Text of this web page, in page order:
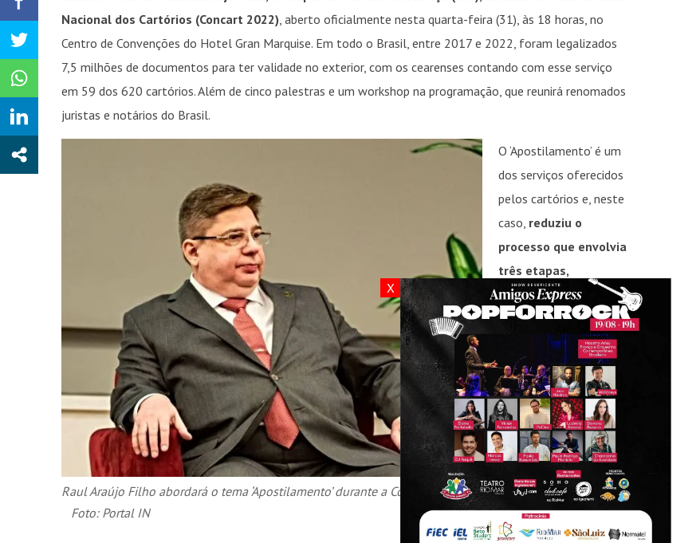
Nacional dos Cartórios (Concart 2022), aberto oficialmente nesta quarta-feira (31), às 18 horas, no
Centro de Convenções do Hotel Gran Marquise. Em todo o Brasil, entre 2017 e 2022, foram legalizados
7,5 milhões de documentos para ter validade no exterior, com os cearenses contando com esse serviço
em 59 dos 620 cartórios. Além de cinco palestras e um workshop na programação, que reunirá renomados
juristas e notários do Brasil.
Raul Araújo Filho abordará o tema ‘Apostilamento’ durante a Concart 2022
Foto: Portal IN
O ‘Apostilamento’ é um
dos serviços oferecidos
pelos cartórios e, neste
caso, reduziu o
processo que envolvia
três etapas,
deslocamentos e alto
custo, com a
possibilidade de ser
resolvido em um único
dia e local. Isso só foi
possível a partir da
edição da Resolução nº
228/2016 pelo
Conselho Nacional de
Justiça (CNJ), a pedido do
Ministério das Relações
X